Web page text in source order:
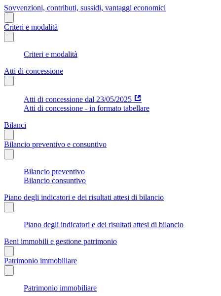
Sovvenzioni, contributi, sussidi, vantaggi economici
Criteri e modalità
Criteri e modalità
Atti di concessione
Atti di concessione dal 23/05/2025
Atti di concessione - in formato tabellare
Bilanci
Bilancio preventivo e consuntivo
Bilancio preventivo
Bilancio consuntivo
Piano degli indicatori e dei risultati attesi di bilancio
Piano degli indicatori e dei risultati attesi di bilancio
Beni immobili e gestione patrimonio
Patrimonio immobiliare
Patrimonio immobiliare